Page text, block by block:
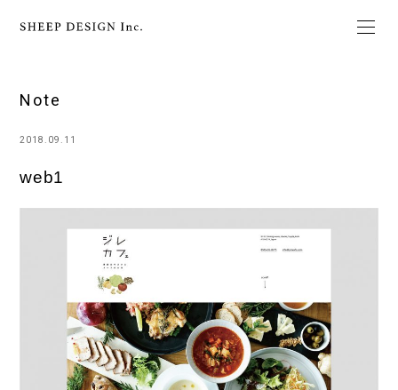
Note
2018.09.11
web1